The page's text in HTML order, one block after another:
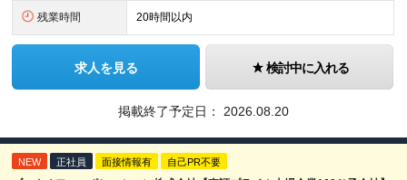
残業時間 20時間以内
求人を見る 検討中に入れる
掲載終了予定日： 2026.08.20
NEW 正社員 面接情報有 自己PR不要